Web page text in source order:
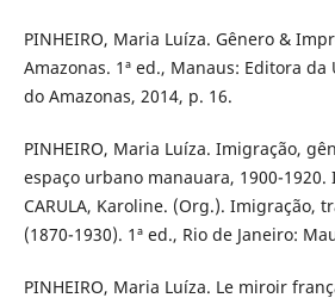
PINHEIRO, Maria Luíza. Gênero &
Amazonas. 1ª ed., Manaus: Editora
do Amazonas, 2014, p. 16.
PINHEIRO, Maria Luíza. Imigração,
espaço urbano manauara, 1900-1920.
CARULA, Karoline. (Org.). Imigração,
(1870-1930). 1ª ed., Rio de Janeiro:
PINHEIRO, Maria Luíza. Le miroir